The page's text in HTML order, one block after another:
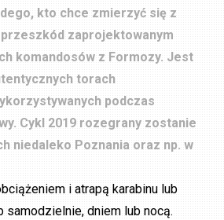
kto chce zmierzyć się z
zaprojektowanym
komandosów z Formozy. Jest
torach
podczas
Cykl 2019 rozegrany zostanie
niedaleko Poznania oraz np. w
i atrapą karabinu lub
samodzielnie, dniem lub nocą.